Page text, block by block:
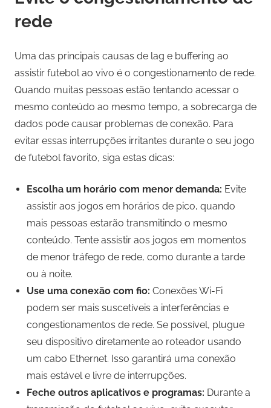
rede
Uma das principais causas de lag e buffering ao
assistir futebol ao vivo é o congestionamento de rede.
Quando muitas pessoas estão tentando acessar o
mesmo conteúdo ao mesmo tempo, a sobrecarga de
dados pode causar problemas de conexão. Para
evitar essas interrupções irritantes durante o seu jogo
de futebol favorito, siga estas dicas:
Escolha um horário com menor demanda: Evite
assistir aos jogos em horários de pico, quando
mais pessoas estarão transmitindo o mesmo
conteúdo. Tente assistir aos jogos em momentos
de menor tráfego de rede, como durante a tarde
ou à noite.
Use uma conexão com fio: Conexões Wi-Fi
podem ser mais suscetíveis a interferências e
congestionamentos de rede. Se possível, plugue
seu dispositivo diretamente ao roteador usando
um cabo Ethernet. Isso garantirá uma conexão
mais estável e livre de interrupções.
Feche outros aplicativos e programas: Durante a